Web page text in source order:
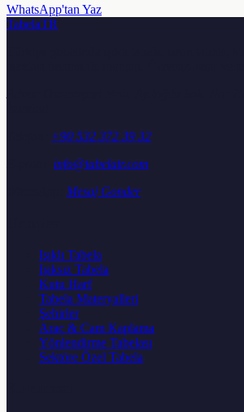
WhatsApp'tan Yaz
TabelaTR
+90 532 372 39 32
info@tabelatr.com
Mesaj Gonder
Işıklı Tabela
Işıksız Tabela
Kutu Harf
Tabela Materyalleri
Şehirler
Araç & Cam Kaplama
Yönlendirme Tabelası
Sektöre Özel Tabela